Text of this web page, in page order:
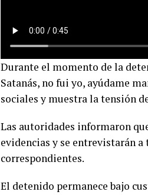
Durante el momento de la
Satanás, no fui yo, ayúdame
sociales y muestra la tensión
Las autoridades informaron
evidencias y se entrevistarán
correspondientes.
El detenido permanece bajo